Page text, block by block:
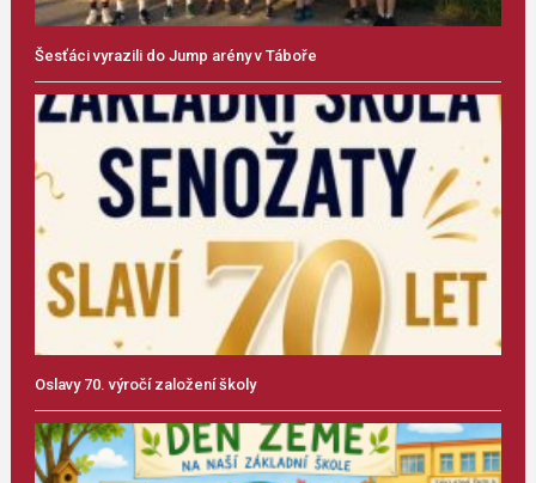
Šesťáci vyrazili do Jump arény v Táboře
Oslavy 70. výročí založení školy